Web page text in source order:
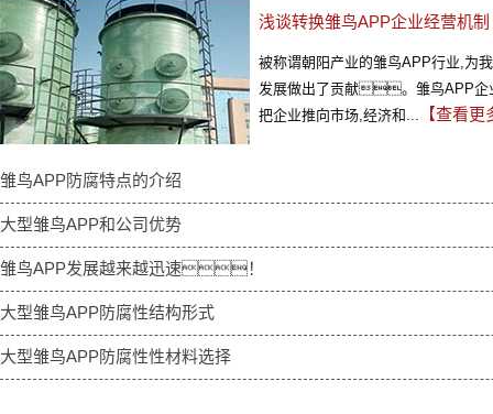
浅谈转换雏鸟APP企业经营机制
被称谓朝阳产业的雏鸟APP行业,为
发展做出了贡献。雏鸟APP企
把企业推向市场,经济和...
【查看更
雏鸟APP防腐特点的介绍
大型雏鸟APP和公司优势
雏鸟APP发展越来越迅速！
大型雏鸟APP防腐性结构形式
大型雏鸟APP防腐性性材料选择